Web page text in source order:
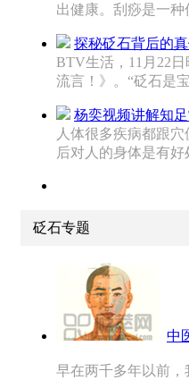
出健康。刮痧是一种
探秘砭石背后的真
BTV生活，11月22
流言！》。“砭石是
杨奕视频讲解知
人体很多疾病都跟
后对人的身体是有好
砭石专题
中
早在两千多年以前